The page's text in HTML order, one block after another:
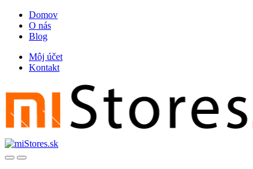
Skip
navigation
Skip
content
Domov
O nás
Blog
Môj účet
Kontakt
OpenClose